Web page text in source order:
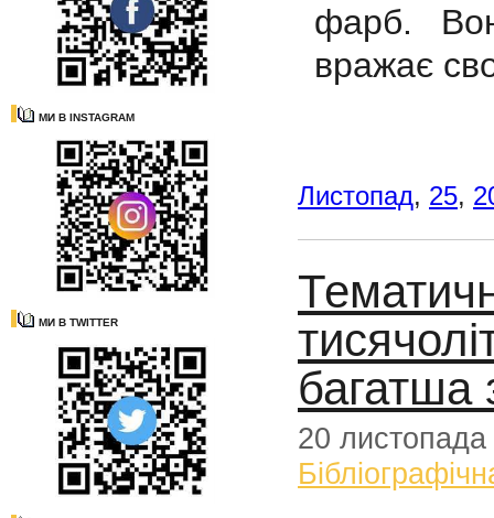
МИ В INSTAGRAM
МИ В TWITTER
фарб.
вражає
Листопад, 25,
багатша
20